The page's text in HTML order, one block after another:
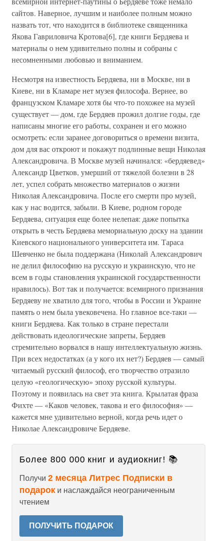
сайтов. Наверное, лучшим и наиболее полным можно
назвать тот, что находится в библиотеке священника
Якова Гавриловича Кротова[6], где книги Бердяева и
материалы о нем удивительно полны и собраны с
несомненными любовью и вниманием.
Несмотря на известность Бердяева, ни в Москве, ни в
Киеве, ни в Кламаре нет музея философа. Вернее, во
французском Кламаре хотя бы что-то похожее на музей
существует — дом, где Бердяев прожил долгие годы, где
написаны многие его работы, сохранен и его можно
осмотреть: если заранее договориться о времени визита,
дом для вас откроют и покажут подлинные вещи Николая
Александровича. В Москве музей начинался: «бердяевед»
Александр Цветков, умерший от тяжелой болезни в 28
лет, успел собрать множество материалов о жизни
Николая Александровича. После его смерти про музей,
как у нас водится, забыли. В Киеве, родном городе
Бердяева, ситуация еще более нелепая: даже попытка
открыть в честь Бердяева мемориальную доску на здании
Киевского национального университета им. Тараса
Шевченко не была поддержана (Николай Александрович
не делил философию на русскую и украинскую, что не
всем в годы становления украинской государственности
нравилось). Вот так и получается: всемирного признания
Бердяеву не хватило для того, чтобы в России и Украине
память о нем была увековечена. Но главное все-таки —
книги Бердяева. Как только в стране перестали
действовать идеологические запреты, Бердяев
стремительно ворвался в нашу интеллектуальную жизнь.
При всех недостатках (а у кого их нет?) Бердяев — самый
читаемый русский философ, его творчество отразило
целую «геологическую» эпоху русской культуры.
Поэтому и появилась на свет эта книга. Крылатая фраза
Фихте — «Каков человек, такова и его философия» —
кажется мне удивительно верной, когда речь идет о
Николае Александровиче Бердяеве.
Более 800 000 книг и аудиокниг! 📚
Получи 2 месяца Литрес Подписки в
подарок и наслаждайся неограниченным
чтением
ПОЛУЧИТЬ ПОДАРОК